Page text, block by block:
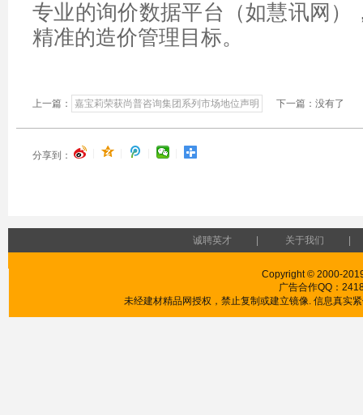
专业的询价数据平台（如慧讯网）
精准的造价管理目标。
上一篇： 嘉宝莉荣获尚普咨询集团系列市场地位声明 下一篇：没有了
分享到：
诚聘英才 关于我们
Copyright © 2000-
广告合作QQ：
未经建材精品网授权，禁止复制或建立镜像. 信息真实